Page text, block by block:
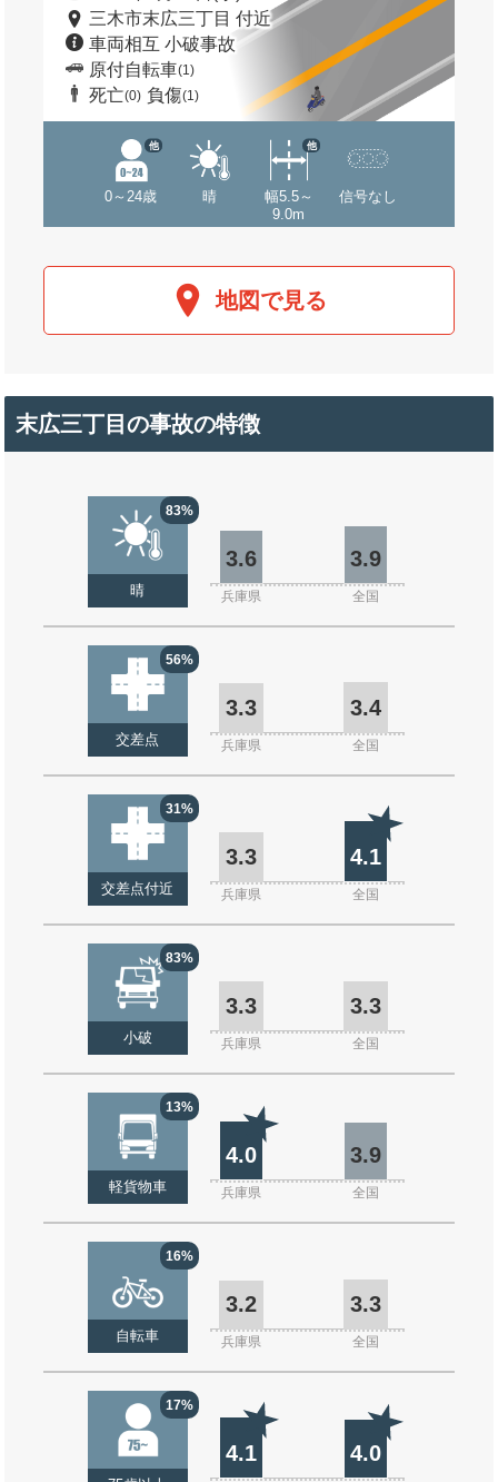
三木市末広三丁目 付近
車両相互 小破事故
原付自転車(1)
死亡(0) 負傷(1)
0～24歳
他
晴
幅5.5～
9.0m
他
信号なし
地図で見る
末広三丁目の事故の特徴
83%
晴
3.6 3.9
兵庫県 全国
56%
交差点
3.3 3.4
兵庫県 全国
31%
交差点付近
3.3 4.1
兵庫県 全国
83%
小破
3.3 3.3
兵庫県 全国
13%
軽貨物車
4.0 3.9
兵庫県 全国
16%
自転車
3.2 3.3
兵庫県 全国
17%
4.1 4.0